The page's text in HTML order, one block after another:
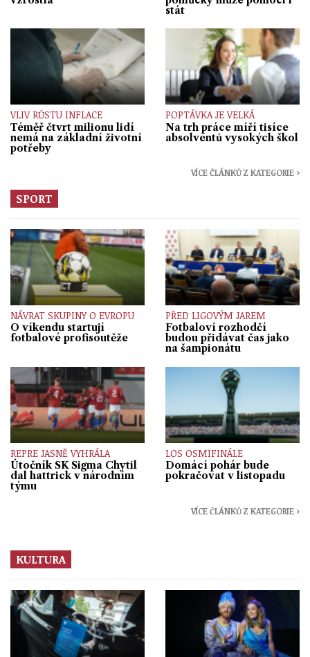
stát
VLIV RŮSTU INFLACE
Téměř čtvrt milionu lidí
nemá na základní životní
potřeby
POPTÁVKA JE VELKÁ
Na trh práce míří tisíce
absolventů vysokých škol
VÍCE ČLÁNKŮ Z KATEGORIE ›
SPORT
NÁVRAT SKUPINY O EVROPU
O víkendu startují
fotbalové profisoutěže
PŘED LIGOVÝM JAREM
Fotbaloví rozhodčí
budou přidávat čas jako
na šampionátu
REPRE JASNĚ VYHRÁLA
Útočník SK Sigma Chytil
dal hattrick v národním
týmu
LOS OSMIFINÁLE
Domácí pohár bude
pokračovat v listopadu
VÍCE ČLÁNKŮ Z KATEGORIE ›
KULTURA